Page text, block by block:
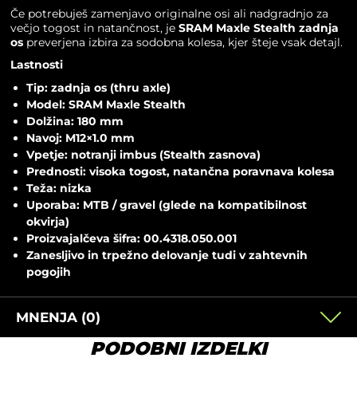
Če potrebuješ zamenjavo originalne osi ali nadgradnjo za
večjo togost in natančnost, je SRAM Maxle Stealth zadnja
ospreverjena izbira za sodobna kolesa, kjer šteje vsak detajl.
Lastnosti
Tip: zadnja os (thru axle)
Model: SRAM Maxle Stealth
Dolžina: 180 mm
Navoj: M12×1.0 mm
Vpetje: notranji imbus (Stealth zasnova)
Prednosti: visoka togost, natančna poravnava kolesa
Teža: nizka
Uporaba: MTB / gravel (glede na kompatibilnost
okvirja)
Proizvajalčeva šifra: 00.4318.050.001
Zanesljivo in trpežno delovanje tudi v zahtevnih
pogojih
MNENJA (0)
PODOBNI IZDELKI